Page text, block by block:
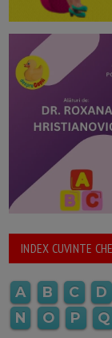
INDEX CUVINTE
A B C D
N
O P Q